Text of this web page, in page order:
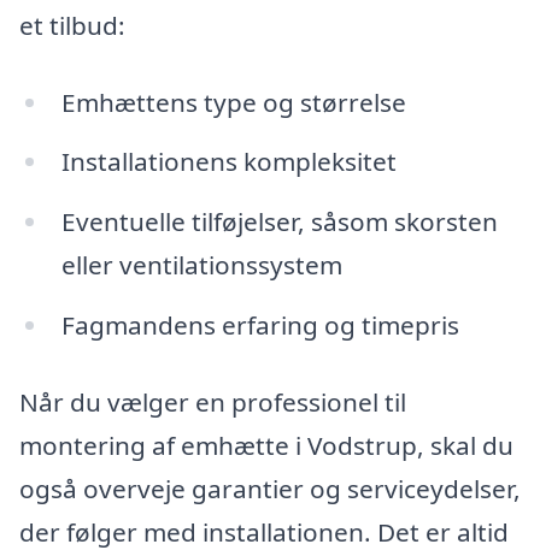
et tilbud:
Emhættens type og størrelse
Installationens kompleksitet
Eventuelle tilføjelser, såsom skorsten
eller ventilationssystem
Fagmandens erfaring og timepris
Når du vælger en professionel til
montering af emhætte i Vodstrup, skal du
også overveje garantier og serviceydelser,
der følger med installationen. Det er altid